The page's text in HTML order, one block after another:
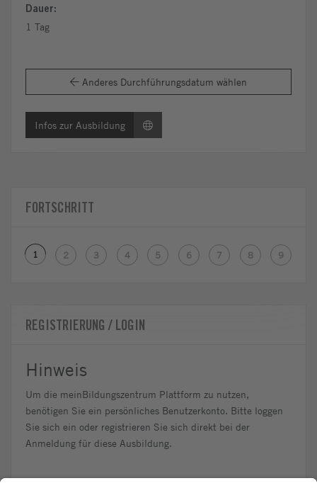
Dauer:
1 Tag
Anderes Durchführungsdatum wählen
Infos zur Ausbildung
REGISTRIERUNG / LOGIN
Hinweis
Um die meinBildungszentrum Plattform zu nutzen,
benötigen Sie ein persönliches Benutzerkonto. Bitte loggen
Sie sich ein oder registrieren Sie sich direkt bei der
Anmeldung für diese Ausbildung.
FORTSCHRITT
1 2 3 4 5 6 7 8 9